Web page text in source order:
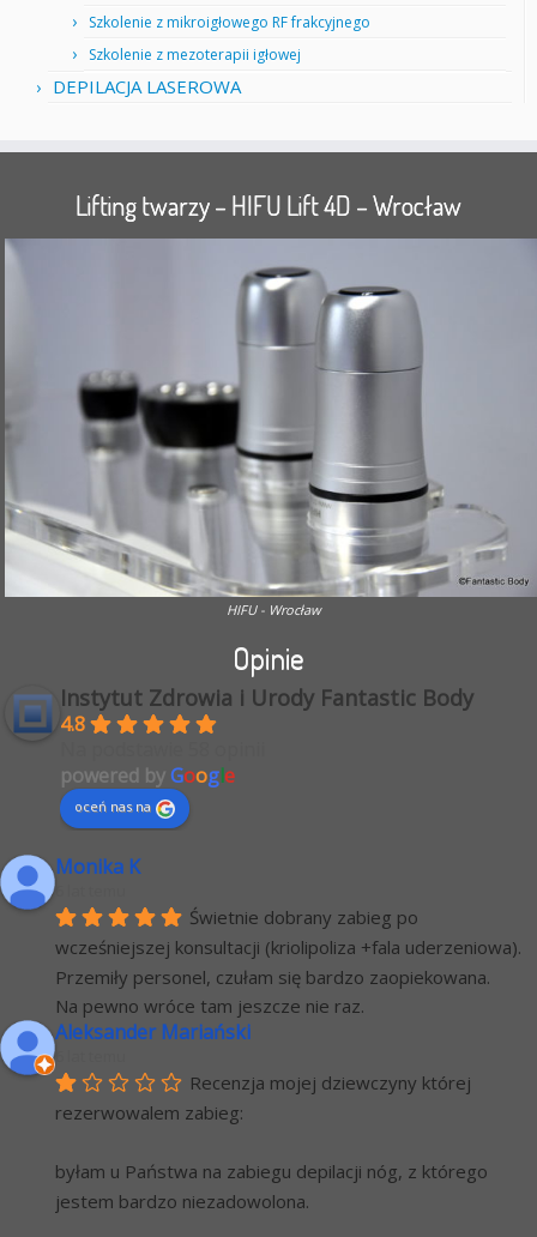
Szkolenie z mikroigłowego RF frakcyjnego
Szkolenie z mezoterapii igłowej
DEPILACJA LASEROWA
Lifting twarzy – HIFU Lift 4D – Wrocław
HIFU - Wrocław
Opinie
Instytut Zdrowia i Urody Fantastic Body
4.8
powered byGoogle
oceń nas na
Monika K
Świetnie dobrany zabieg po
wcześniejszej konsultacji (kriolipoliza +fala uderzeniowa).
Przemiły personel, czułam się bardzo zaopiekowana.
Na pewno wróce tam jeszcze nie raz.
Aleksander Mariański
Recenzja mojej dziewczyny której
rezerwowalem zabieg:
byłam u Państwa na zabiegu depilacji nóg, z którego
jestem bardzo niezadowolona.